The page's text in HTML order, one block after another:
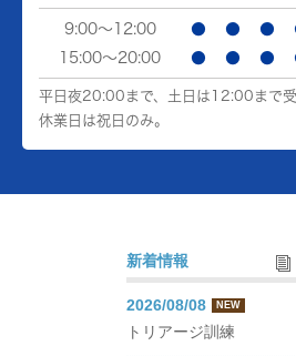
9:00～12:00 ● ● ●
15:00～20:00
● ● ●
平日夜20:00まで、土日は12:00まで受
休業日は祝日のみ。
新着情報
2026/08/08 NEW
トリアージ訓練